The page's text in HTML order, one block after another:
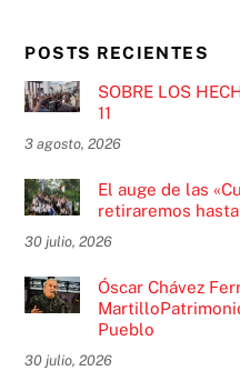
POSTS RECIENTES
SOBRE LOS
11
3 agosto, 2026
El auge de las
retiraremos
30 julio, 2026
Óscar Chávez
Pueblo
30 julio, 2026